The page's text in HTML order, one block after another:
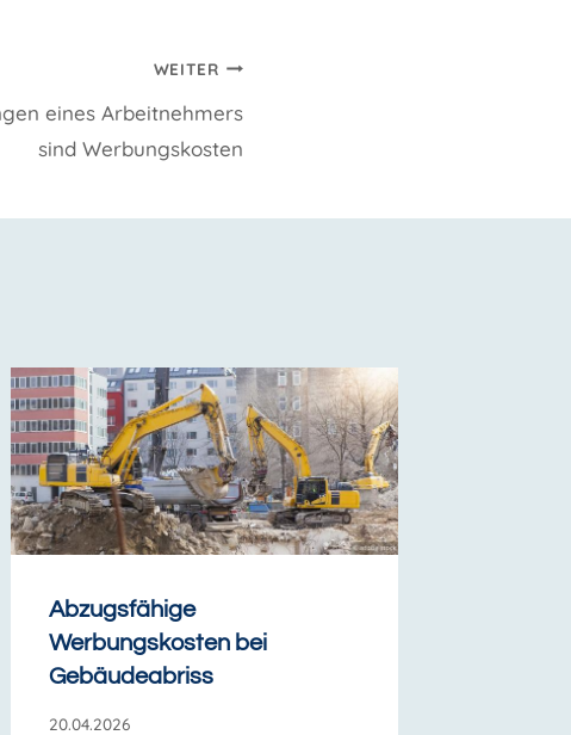
WEITER
eines Arbeitnehmers
sind Werbungskosten
Abzugsfähige
Werbungskosten bei
Gebäudeabriss
20.04.2026